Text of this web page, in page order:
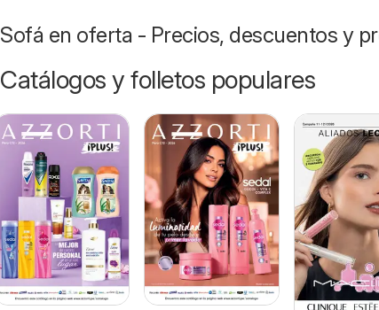
Sofá en oferta - Precios, descuentos y
Catálogos y folletos populares